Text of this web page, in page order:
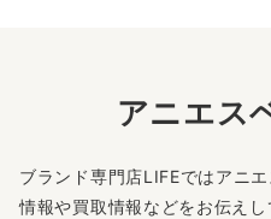
アニエス
ブランド専門店LIFEではアニ
情報や買取情報などをお伝えし